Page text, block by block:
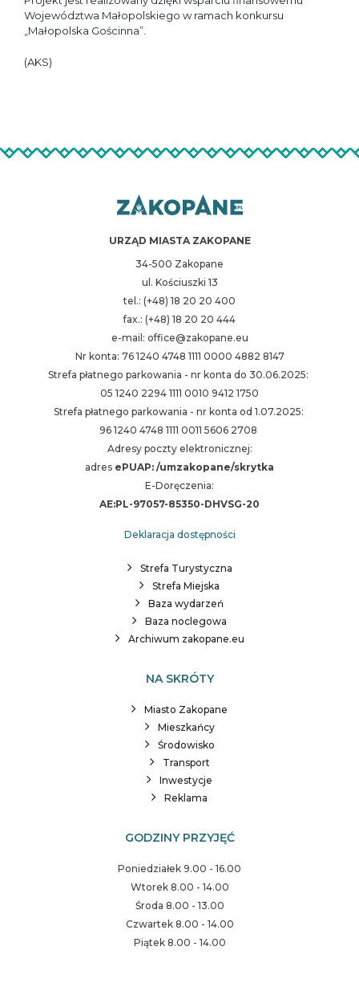
Województwa Małopolskiego w ramach konkursu
„Małopolska Gościnna”.
(AKS)
URZĄD MIASTA ZAKOPANE
34-500 Zakopane
ul. Kościuszki 13
tel.: (+48) 18 20 20 400
fax.: (+48) 18 20 20 444
e-mail: office@zakopane.eu
Nr konta: 76 1240 4748 1111 0000 4882 8147
Strefa płatnego parkowania - nr konta do 30.06.2025:
05 1240 2294 1111 0010 9412 1750
Strefa płatnego parkowania - nr konta od 1.07.2025:
96 1240 4748 1111 0011 5606 2708
Adresy poczty elektronicznej:
adres ePUAP: /umzakopane/skrytka
E-Doręczenia:
AE:PL-97057-85350-DHVSG-20
Deklaracja dostępności
Strefa Turystyczna
Strefa Miejska
Baza wydarzeń
Baza noclegowa
Archiwum zakopane.eu
NA SKRÓTY
Miasto Zakopane
Mieszkańcy
Środowisko
Transport
Inwestycje
Reklama
GODZINY PRZYJĘĆ
Poniedziałek 9.00 - 16.00
Wtorek 8.00 - 14.00
Środa 8.00 - 13.00
Czwartek 8.00 - 14.00
Piątek 8.00 - 14.00